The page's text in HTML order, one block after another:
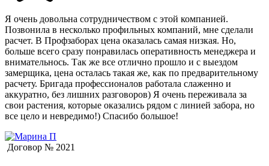
Я очень довольна сотрудничеством с этой компанией.
Позвонила в несколько профильных компаний, мне сделали
расчет. В Профзаборах цена оказалась самая низкая. Но,
больше всего сразу понравилась оперативность менеджера и
внимательнось. Так же все отлично прошло и с выездом
замерщика, цена осталась такая же, как по предварительному
расчету. Бригада профессионалов работала слаженно и
аккуратно, без лишних разговоров) Я очень переживала за
свои растения, которые оказались рядом с линией забора, но
все цело и невредимо!) Спасибо большое!
Договор № 2021